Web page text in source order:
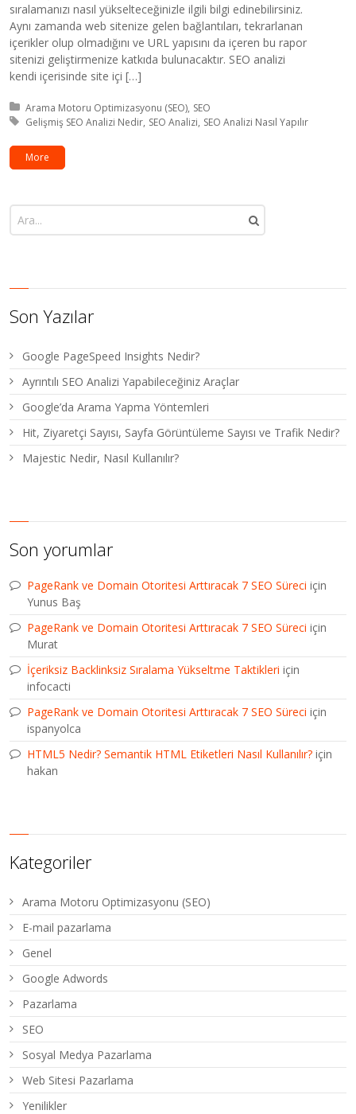
sıralamanızı nasıl yükselteceğinizle ilgili bilgi edinebilirsiniz.
Aynı zamanda web sitenize gelen bağlantıları, tekrarlanan
içerikler olup olmadığını ve URL yapısını da içeren bu rapor
sitenizi geliştirmenize katkıda bulunacaktır. SEO analizi
kendi içerisinde site içi […]
Kategori:
Arama Motoru Optimizasyonu (SEO) SEO
Etiket:
Gelişmiş SEO Analizi Nedir SEO Analizi SEO Analizi Nasıl Yapılır
More
Son Yazılar
Google PageSpeed Insights Nedir?
Ayrıntılı SEO Analizi Yapabileceğiniz Araçlar
Google’da Arama Yapma Yöntemleri
Hit, Ziyaretçi Sayısı, Sayfa Görüntüleme Sayısı ve Trafik Nedir?
Majestic Nedir, Nasıl Kullanılır?
Son yorumlar
PageRank ve Domain Otoritesi Arttıracak 7 SEO Süreci için
Yunus Baş
PageRank ve Domain Otoritesi Arttıracak 7 SEO Süreci için
Murat
İçeriksiz Backlinksiz Sıralama Yükseltme Taktikleri için
infocacti
PageRank ve Domain Otoritesi Arttıracak 7 SEO Süreci için
ispanyolca
HTML5 Nedir? Semantik HTML Etiketleri Nasıl Kullanılır? için
hakan
Kategoriler
Arama Motoru Optimizasyonu (SEO)
E-mail pazarlama
Genel
Google Adwords
Pazarlama
SEO
Sosyal Medya Pazarlama
Web Sitesi Pazarlama
Yenilikler